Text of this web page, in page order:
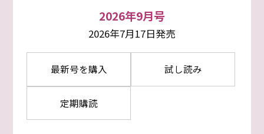
2026年9月号
2026年7月17日発売
最新号を購入 試し読み
定期購読